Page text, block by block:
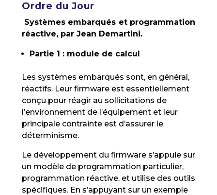
Ordre du Jour
Systèmes embarqués et programmation
réactive, par Jean Demartini.
Partie 1 : module de calcul
Les systèmes embarqués sont, en général,
réactifs. Leur firmware est essentiellement
conçu pour réagir au sollicitations de
l’environnement de l’équipement et leur
principale contrainte est d’assurer le
déterminisme.
Le développement du firmware s’appuie sur
un modèle de programmation particulier,
programmation réactive, et utilise des outils
spécifiques. En s’appuyant sur un exemple